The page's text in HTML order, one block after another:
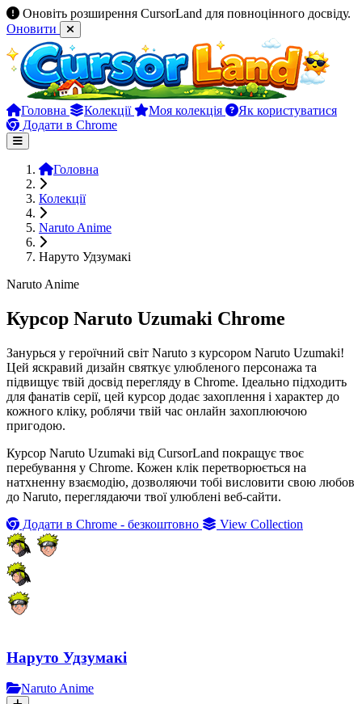
Оновіть розширення CursorLand для повноцінного досвіду.
Оновити
Головна Колекції Моя колекція
Як користуватися
Додати в Chrome
Головна
Колекції
Naruto Anime
Наруто Удзумакі
Naruto Anime
Курсор Naruto Uzumaki Chrome
Занурься у героїчний світ Naruto з курсором Naruto Uzumaki!
Цей яскравий дизайн святкує улюбленого персонажа та
підвищує твій досвід перегляду в Chrome. Ідеально підходить
для фанатів серії, цей курсор додає захоплення і характер до
кожного кліку, роблячи твій час онлайн захоплюючою
пригодою.
Курсор Naruto Uzumaki від CursorLand покращує твоє
перебування у Chrome. Кожен клік перетворюється на
натхненну взаємодію, дозволяючи тобі висловити свою любов
до Naruto, переглядаючи твої улюблені веб-сайти.
Додати в Chrome - безкоштовно
View Collection
Наруто Удзумакі
Naruto Anime